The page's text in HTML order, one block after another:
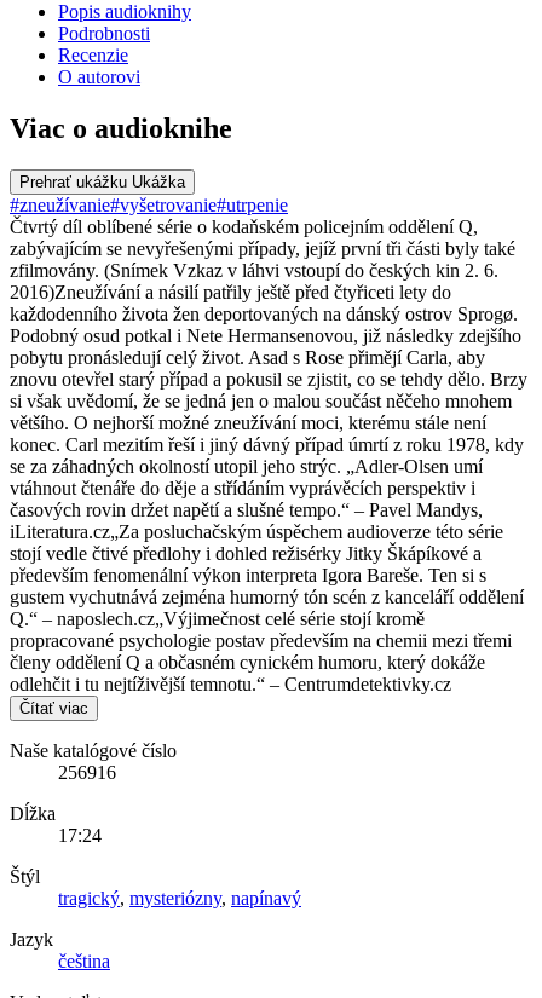
Popis audioknihy
Podrobnosti
Recenzie
O autorovi
Viac o audioknihe
Prehrať ukážku Ukážka
#zneužívanie#vyšetrovanie#utrpenie
Čtvrtý díl oblíbené série o kodaňském policejním oddělení Q,
zabývajícím se nevyřešenými případy, jejíž první tři části byly také
zfilmovány. (Snímek Vzkaz v láhvi vstoupí do českých kin 2. 6.
2016)Zneužívání a násilí patřily ještě před čtyřiceti lety do
každodenního života žen deportovaných na dánský ostrov Sprogø.
Podobný osud potkal i Nete Hermansenovou, již následky zdejšího
pobytu pronásledují celý život. Asad s Rose přimějí Carla, aby
znovu otevřel starý případ a pokusil se zjistit, co se tehdy dělo. Brzy
si však uvědomí, že se jedná jen o malou součást něčeho mnohem
většího. O nejhorší možné zneužívání moci, kterému stále není
konec. Carl mezitím řeší i jiný dávný případ úmrtí z roku 1978, kdy
se za záhadných okolností utopil jeho strýc. „Adler-Olsen umí
vtáhnout čtenáře do děje a střídáním vyprávěcích perspektiv i
časových rovin držet napětí a slušné tempo.“ ‒ Pavel Mandys,
iLiteratura.cz„Za posluchačským úspěchem audioverze této série
stojí vedle čtivé předlohy i dohled režisérky Jitky Škápíkové a
především fenomenální výkon interpreta Igora Bareše. Ten si s
gustem vychutnává zejména humorný tón scén z kanceláří oddělení
Q.“ ‒ naposlech.cz„Výjimečnost celé série stojí kromě
propracované psychologie postav především na chemii mezi třemi
členy oddělení Q a občasném cynickém humoru, který dokáže
odlehčit i tu nejtíživější temnotu.“ ‒ Centrumdetektivky.cz
Čítať viac
Naše katalógové číslo
256916
Dĺžka
17:24
Štýl
tragický, mysteriózny, napínavý
Jazyk
čeština